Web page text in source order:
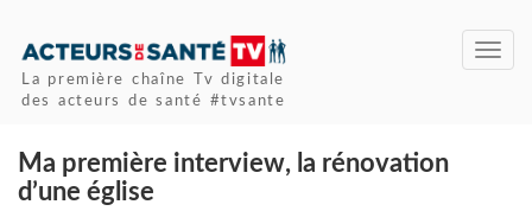
La première chaîne Tv digitale
des acteurs de santé #tvsante
Ma première interview, la rénovation
d’une église